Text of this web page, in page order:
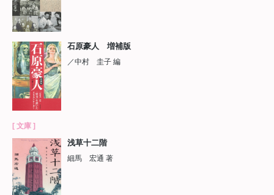
石原豪人 増補版
／中村 圭子 編
[ 文庫 ]
浅草十二階
細馬 宏通 著